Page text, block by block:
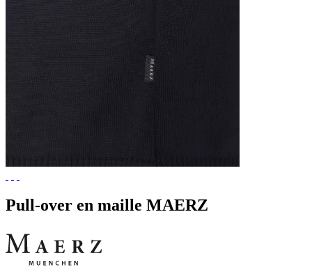
Pull-over en maille MAERZ